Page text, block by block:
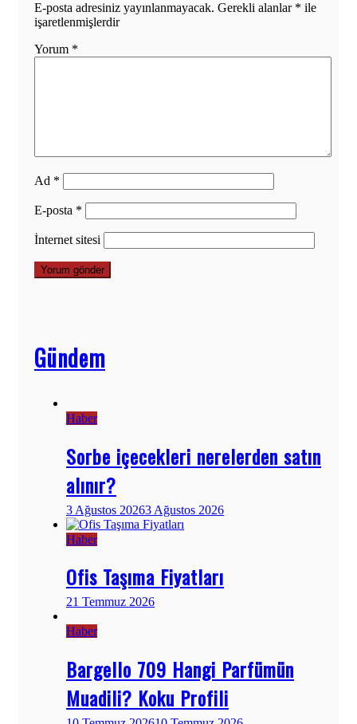
E-posta adresiniz yayınlanmayacak. Gerekli alanlar * ile
işaretlenmişlerdir
Yorum *
Ad *
E-posta *
İnternet sitesi
Gündem
Haber
Sorbe içecekleri nerelerden satın
alınır?
3 Ağustos 20263 Ağustos 2026
Haber
Ofis Taşıma Fiyatları
21 Temmuz 2026
Haber
Bargello 709 Hangi Parfümün
Muadili? Koku Profili